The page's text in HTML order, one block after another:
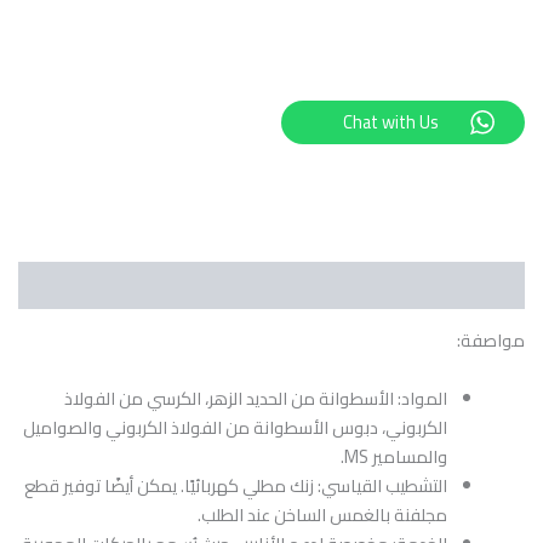
Chat with Us
مواصفة:
المواد: الأسطوانة من الحديد الزهر، الكرسي من الفولاذ
الكربوني، دبوس الأسطوانة من الفولاذ الكربوني والصواميل
والمسامير MS.
التشطيب القياسي: زنك مطلي كهربائيًا. يمكن أيضًا توفير قطع
مجلفنة بالغمس الساخن عند الطلب.